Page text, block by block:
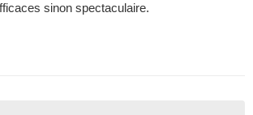
sinon spectaculaire.